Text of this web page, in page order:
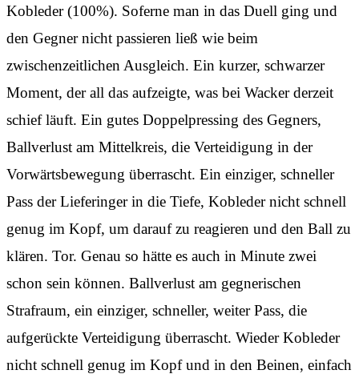
Kobleder (100%). Soferne man in das Duell ging und
den Gegner nicht passieren ließ wie beim
zwischenzeitlichen Ausgleich. Ein kurzer, schwarzer
Moment, der all das aufzeigte, was bei Wacker derzeit
schief läuft. Ein gutes Doppelpressing des Gegners,
Ballverlust am Mittelkreis, die Verteidigung in der
Vorwärtsbewegung überrascht. Ein einziger, schneller
Pass der Lieferinger in die Tiefe, Kobleder nicht schnell
genug im Kopf, um darauf zu reagieren und den Ball zu
klären. Tor. Genau so hätte es auch in Minute zwei
schon sein können. Ballverlust am gegnerischen
Strafraum, ein einziger, schneller, weiter Pass, die
aufgerückte Verteidigung überrascht. Wieder Kobleder
nicht schnell genug im Kopf und in den Beinen, einfach